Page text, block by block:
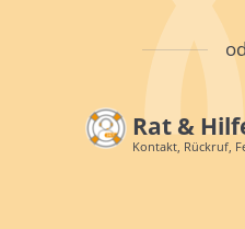
Rat &
Kontakt, Rückruf,